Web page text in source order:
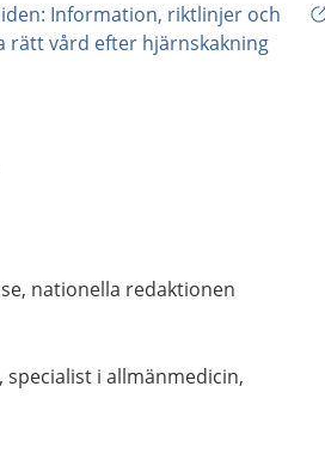
Information, riktlinjer och
rätt vård efter hjärnskakning
nationella redaktionen
specialist i allmänmedicin,